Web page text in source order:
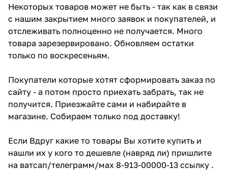
Некоторых товаров может не быть - так как в связи
с нашим закрытием много заявок и покупателей, и
отслеживать полноценно не получается. Много
товара зарезервировано. Обновляем остатки
только по воскресеньям.
Покупатели которые хотят сформировать заказ по
сайту - а потом просто приехать забрать, так не
получится. Приезжайте сами и набирайте в
магазине. Собираем только под доставку!
Если Вдруг какие то товары Вы хотите купить и
нашли их у кого то дешевле (навряд ли) пришлите
на ватсап/телеграмм/мах 8-913-00000-13 ссылку .